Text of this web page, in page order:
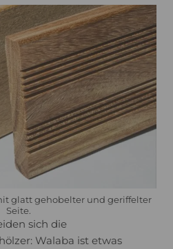
glatt gehobelter und geriffelter
Seite.
sich die
Walaba ist etwas